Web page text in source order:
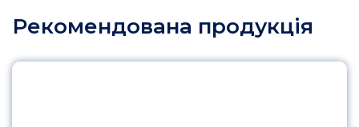
Рекомендована продукція